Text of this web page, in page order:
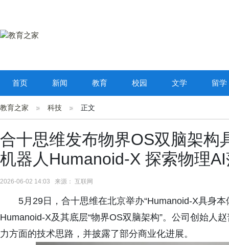
首页 新闻 教育 校园 文学 留学
教育之家 科技 正文
合十思维发布物界OS双脑架构
机器人Humanoid-X 探索物理
2026-06-02 14:03 来源： 互联网
5月29日，合十思维在北京举办“Humanoid-X具身本
Humanoid-X及其底层“物界OS双脑架构”。公司创始人
力方面的技术思路，并披露了部分商业化进展。